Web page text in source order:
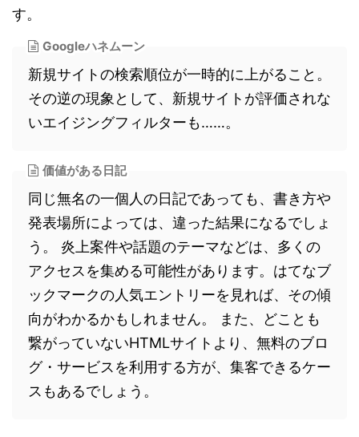
す。
Googleハネムーン
新規サイトの検索順位が一時的に上がること。
その逆の現象として、新規サイトが評価されな
いエイジングフィルターも……。
価値がある日記
同じ無名の一個人の日記であっても、書き方や
発表場所によっては、違った結果になるでしょ
う。 炎上案件や話題のテーマなどは、多くの
アクセスを集める可能性があります。はてなブ
ックマークの人気エントリーを見れば、その傾
向がわかるかもしれません。 また、どことも
繋がっていないHTMLサイトより、無料のブロ
グ・サービスを利用する方が、集客できるケー
スもあるでしょう。